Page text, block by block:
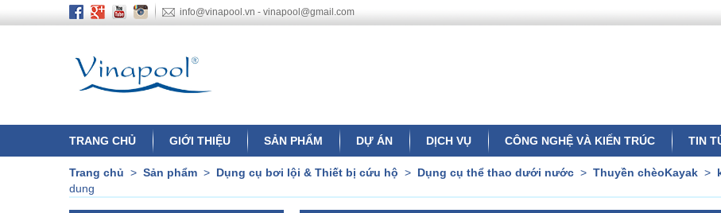
info@vinapool.vn - vinapool@gmail.com
TRANG CHỦ GIỚI THIỆU SẢN PHẨM DỰ ÁN DỊCH VỤ CÔNG NGHỆ VÀ KIẾN TRÚC TIN
Trang chủ > Sản phẩm > Dụng cụ bơi lội & Thiết bị cứu hộ > Dụng cụ thể thao dưới nước > Thuyền chèoKayak >
dung